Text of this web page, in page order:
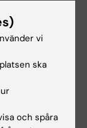
vi
ska
och spåra